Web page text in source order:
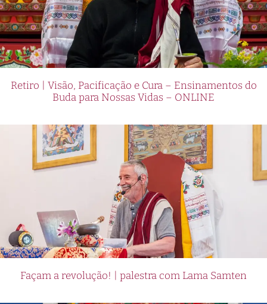
Retiro | Visão, Pacificação e Cura – Ensinamentos do
Buda para Nossas Vidas – ONLINE
Façam a revolução! | palestra com Lama Samten